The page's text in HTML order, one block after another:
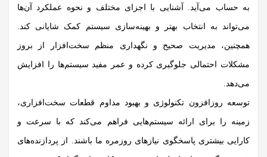
به حساب می‌آید. آشنایی با اجزای مختلف و نحوه عملکرد آن‌ها
می‌تواند به انتخاب بهتر و بهینه‌سازی سیستم کمک شایانی کند.
همچنین، مدیریت صحیح و نگهداری منظم سخت‌افزار از بروز
مشکلات احتمالی جلوگیری کرده و عمر مفید سیستم‌ها را افزایش
می‌دهد.
توسعه روزافزون تکنولوژی و بهبود مداوم قطعات سخت‌افزاری،
زمینه را برای ارائه سیستم‌هایی فراهم می‌کند که با سرعت و
کارایی بیشتری پاسخگوی نیازهای روزمره ما باشند. از پردازنده‌های